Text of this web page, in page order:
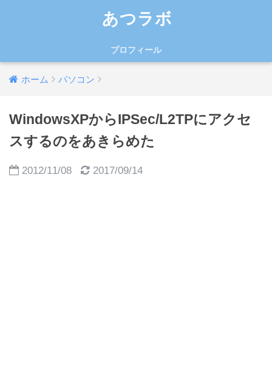
あつラボ
プロフィール
ホーム パソコン
WindowsXPからIPSec/L2TPにアクセ
スするのをあきらめた
2012/11/08 2017/09/14